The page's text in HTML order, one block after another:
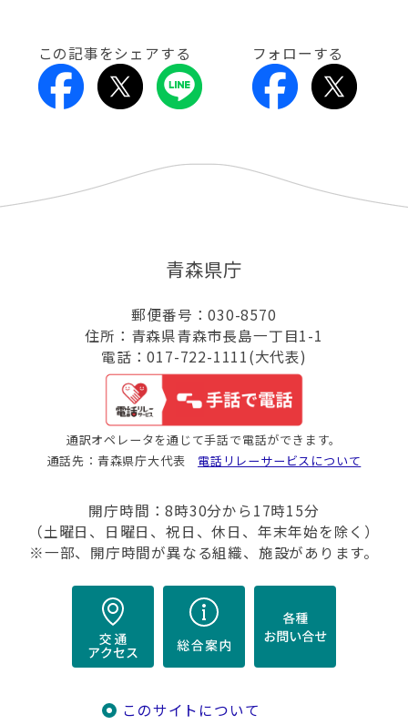
この記事をシェアする フォローする
青森県庁
郵便番号：030-8570
住所：青森県青森市長島一丁目1-1
電話：017-722-1111(大代表)
通訳オペレータを通じて手話で電話ができます。
通話先：青森県庁大代表 電話リレーサービスについて
開庁時間：8時30分から17時15分
（土曜日、日曜日、祝日、休日、年末年始を除く）
※一部、開庁時間が異なる組織、施設があります。
このサイトについて